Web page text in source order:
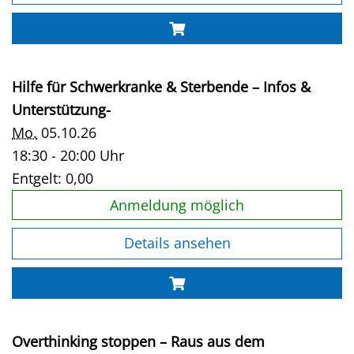
Hilfe für Schwerkranke & Sterbende – Infos &
Unterstützung-
Mo. 05.10.26
18:30 - 20:00 Uhr
Entgelt: 0,00
Anmeldung möglich
Details ansehen
Overthinking stoppen – Raus aus dem